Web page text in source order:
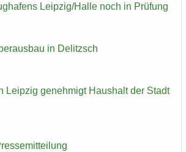
Leip­zig/Halle noch in Prü­fung
in De­litzsch
Leip­zig ge­neh­migt Haus­halt der Stadt